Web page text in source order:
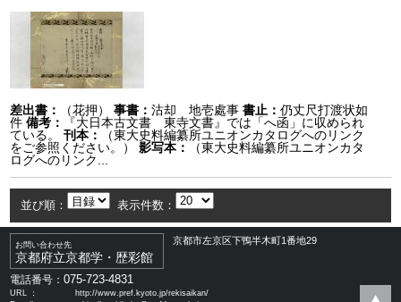
差出書： （花押） 事書：沽却 地壱處事書止：仍丈尺打渡状如
件 備考：
『大日本古文書 東寺文書』では「へ函」に収められ
ている。
刊本：
（東大史料編纂所ユニオンカタログへのリンク
をご参照ください。）
影写本：
（東大史料編纂所ユニオンカタ
ログへのリンク...
並び順： 表示件数：
お問い合わせ先
京都府立京都学・歴彩館
京都市左京区下鴨半木町1番地29
電話番号：075-723-4831
URL ：
http://www.pref.kyoto.jp/rekisaikan/